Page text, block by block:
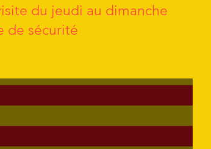
du jeudi au dimanche
de sécurité